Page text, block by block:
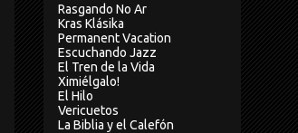
Rasgando No Ar
Kras Klásika
Permanent Vacation
Escuchando Jazz
El Tren de la Vida
Ximiélgalo!
El Hilo
Vericuetos
La Biblia y el Calefón